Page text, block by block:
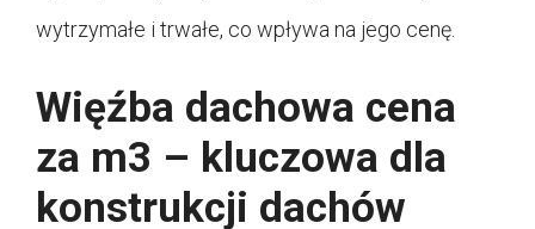
wytrzymałe i trwałe, co wpływa na jego cenę.
Więźba dachowa cena
za m3 – kluczowa dla
konstrukcji dachów